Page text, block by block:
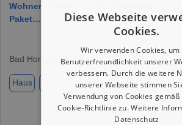
Wohnen, Vermieten oder Kombinieren –
Paket…
Bad Honnef, 53604
Haus ca. 150,60 m² Zimmer 7
★
Diese Webseite
Cookies.
Wir verwenden Cookies, um
Benutzerfreundlichkeit unserer
verbessern. Durch die weitere
unserer Webseite stimmen
Verwendung von Cookies
Cookie-Richtlinie zu.Weitere
Datenschutz